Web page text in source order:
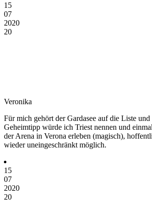
15
07
2020
20
Veronika
Für mich gehört der Gardasee auf die Liste
Geheimtipp würde ich Triest nennen und
der Arena in Verona erleben (magisch),
wieder uneingeschränkt möglich.
15
07
2020
20